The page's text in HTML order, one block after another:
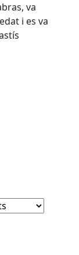
va
i es va